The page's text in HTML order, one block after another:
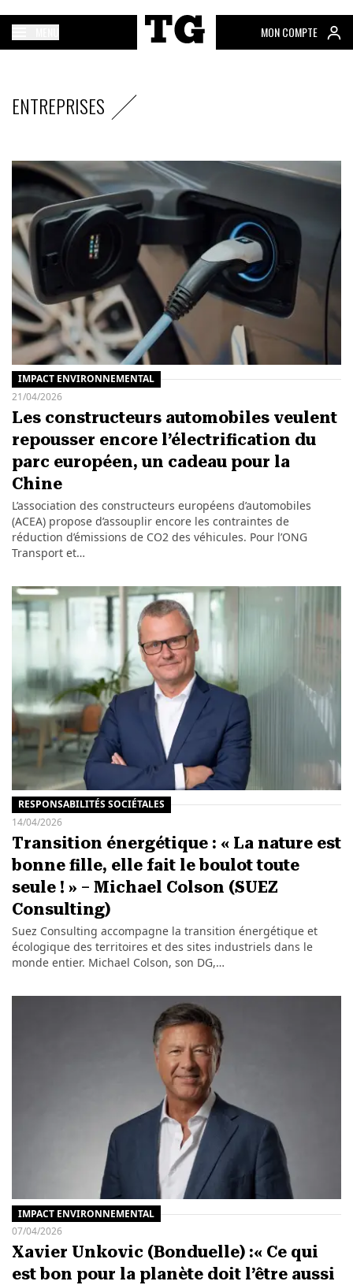
MON COMPTE
ENTREPRISES
IMPACT ENVIRONNEMENTAL
21/04/2026
Les constructeurs automobiles veulent
repousser encore l’électrification du
parc européen, un cadeau pour la
Chine
L’association des constructeurs européens d’automobiles
(ACEA) propose d’assouplir encore les contraintes de
réduction d’émissions de CO2 des véhicules. Pour l’ONG
Transport et…
RESPONSABILITÉS SOCIÉTALES
14/04/2026
Transition énergétique : « La nature est
bonne fille, elle fait le boulot toute
seule ! » – Michael Colson (SUEZ
Consulting)
Suez Consulting accompagne la transition énergétique et
écologique des territoires et des sites industriels dans le
monde entier. Michael Colson, son DG,…
IMPACT ENVIRONNEMENTAL
07/04/2026
Xavier Unkovic (Bonduelle) :« Ce qui
est bon pour la planète doit l’être aussi